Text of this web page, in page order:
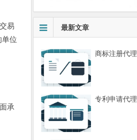
易
位
承
最新文章
商标注册代理
专利申请代理